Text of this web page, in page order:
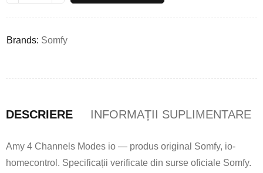
Brands: Somfy
DESCRIERE INFORMAȚII SUPLIMENTARE
Amy 4 Channels Modes io — produs original Somfy, io-
homecontrol. Specificații verificate din surse oficiale Somfy.